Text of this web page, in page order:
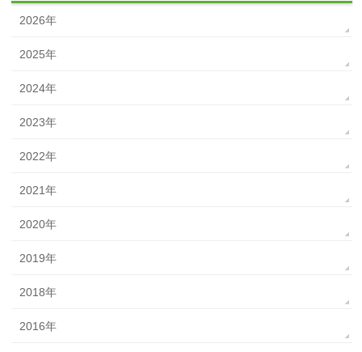
2026年
2025年
2024年
2023年
2022年
2021年
2020年
2019年
2018年
2016年